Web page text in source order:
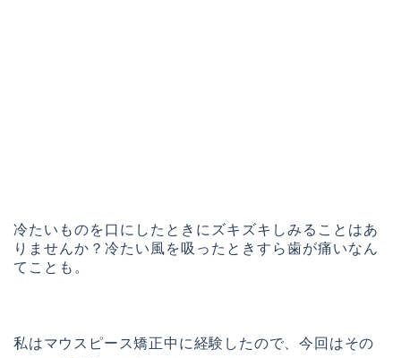
冷たいものを口にしたときにズキズキしみることはあ
りませんか？冷たい風を吸ったときすら歯が痛いなん
てことも。
私はマウスピース矯正中に経験したので、今回はその